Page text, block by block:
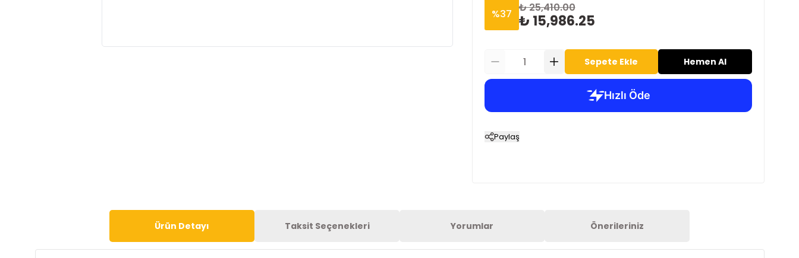
%37 ₺ 25,410.00
₺ 15,986.25
Sepete Ekle Hemen Al
Paylaş
Ürün Detayı Taksit Seçenekleri Yorumlar Önerileriniz